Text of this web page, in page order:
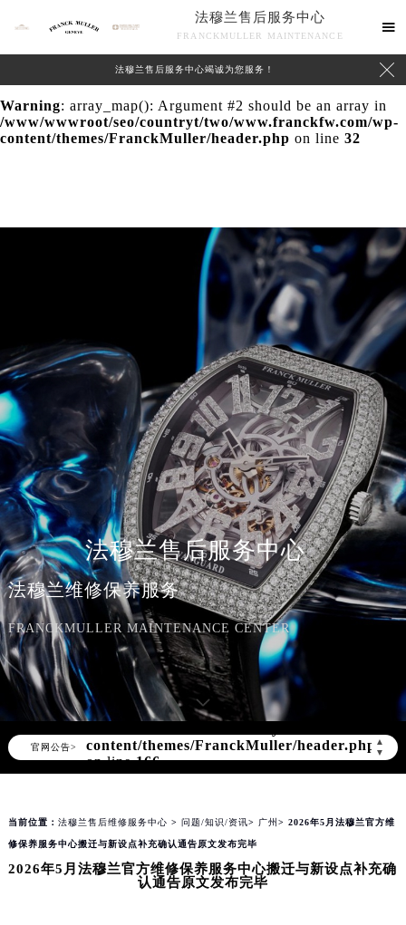
Warning: extract() expects parameter 1 to be array, null
/www/wwwroot/seo/countryt/two/www.franckfw.com/wp-
content/themes/FranckMuller/header.php
Warning: array_map(): Argument #2 should be an array in
/www/wwwroot/seo/countryt/two/www.franckfw.com/wp-
content/themes/FranckMuller/header.php on line 32
法穆兰售后服务中心
FRANCKMULLER MAINTENANCE

法穆兰售后服务中心竭诚为您服务！ 
法穆兰售后服务中心
法穆兰维修保养服务
FRANCKMULLER MAINTENANCE CENTER
官网公告>
▲
▼
Warning : Invalid argument supplied for
foreach() in
content/themes/FranckMuller/header.php
on line166
当前位置： 法穆兰售后维修服务中心 > 问题/知识/资讯> 广州 > 2026年5月法穆兰官方维
修保养服务中心搬迁与新设点补充确认通告原文发布完毕
2026年5月法穆兰官方维修保养服务中心搬迁与新设点补充确
认通告原文发布完毕